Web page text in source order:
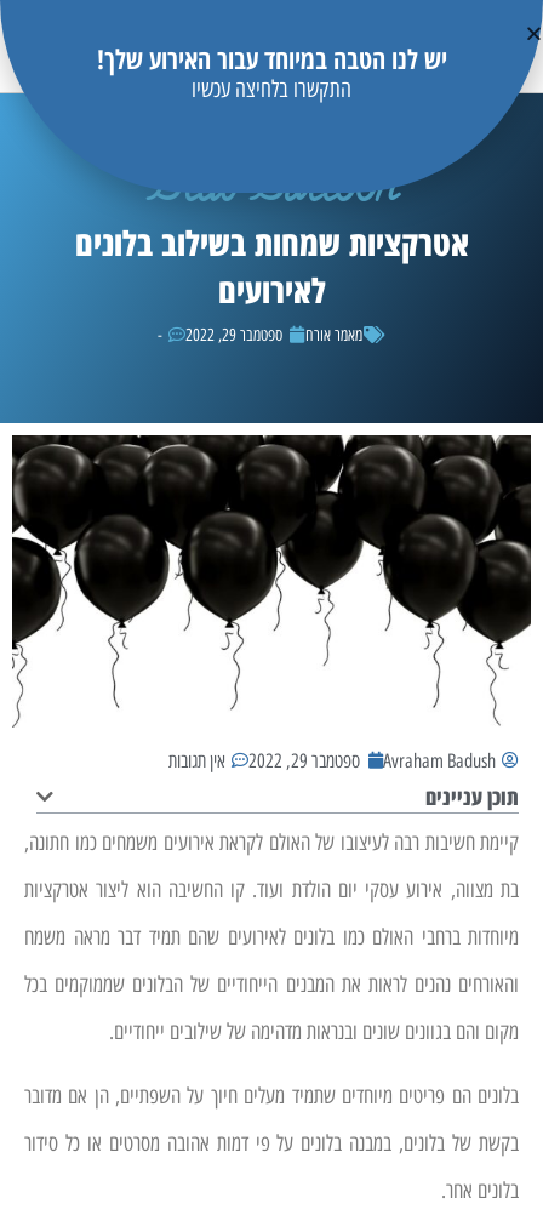
Blue Balloon
אטרקציות שמחות בשילוב בלונים
לאירועים
מאמר אורח ספטמבר 29, 2022 -
Avraham Badush ספטמבר 29, 2022 אין תגובות
תוכן עניינים
קיימת חשיבות רבה לעיצובו של האולם לקראת אירועים משמחים כמו חתונה,
בת מצווה, אירוע עסקי יום הולדת ועוד. קו החשיבה הוא ליצור אטרקציות
מיוחדות ברחבי האולם כמו בלונים לאירועים שהם תמיד דבר מראה משמח
והאורחים נהנים לראות את המבנים הייחודיים של הבלונים שממוקמים בכל
מקום והם בגוונים שונים ובנראות מדהימה של שילובים ייחודיים.
בלונים הם פריטים מיוחדים שתמיד מעלים חיוך על השפתיים, הן אם מדובר
בקשת של בלונים, במבנה בלונים על פי דמות אהובה מסרטים או כל סידור
בלונים אחר.
יש לנו הטבה במיוחד עבור האירוע שלך!
התקשרו בלחיצה עכשיו